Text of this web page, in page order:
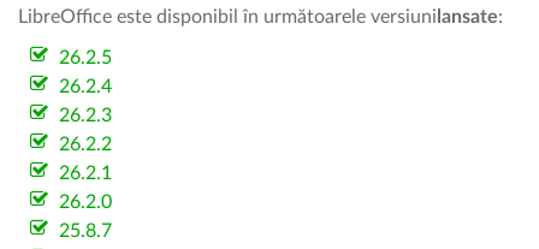
LibreOffice este disponibil în următoarele versiuni lansate:
26.2.5
26.2.4
26.2.3
26.2.2
26.2.1
26.2.0
25.8.7